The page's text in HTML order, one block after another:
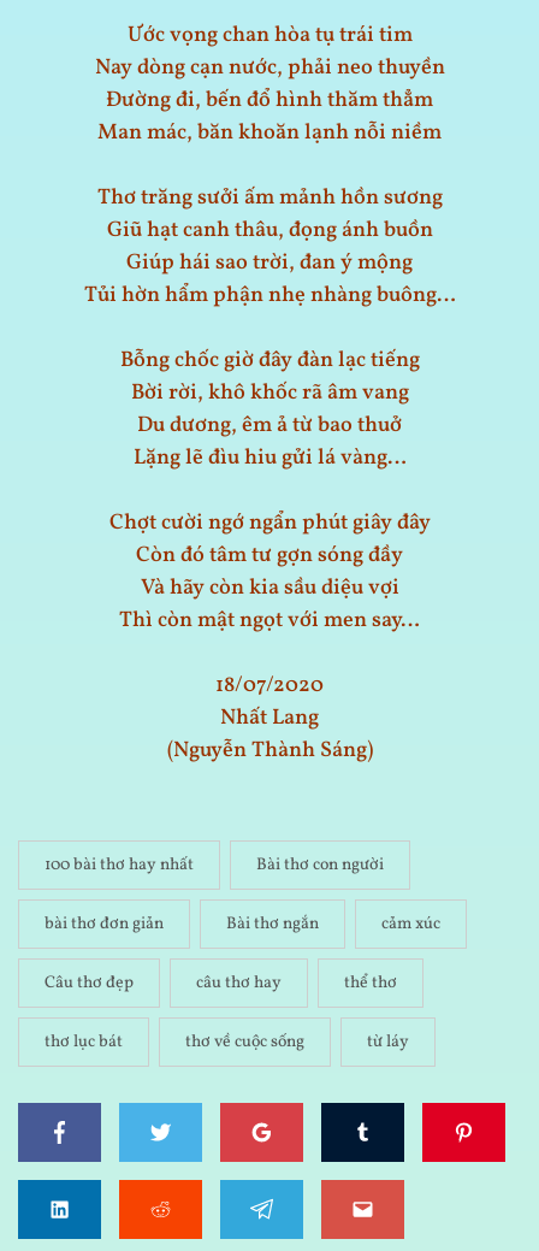
Ước vọng chan hòa tụ trái tim
Nay dòng cạn nước, phải neo thuyền
Đường đi, bến đổ hình thăm thẳm
Man mác, băn khoăn lạnh nỗi niềm
Thơ trăng sưởi ấm mảnh hồn sương
Giũ hạt canh thâu, đọng ánh buồn
Giúp hái sao trời, đan ý mộng
Tủi hờn hẩm phận nhẹ nhàng buông…
Bỗng chốc giờ đây đàn lạc tiếng
Bời rời, khô khốc rã âm vang
Du dương, êm ả từ bao thuở
Lặng lẽ đìu hiu gửi lá vàng…
Chợt cười ngớ ngẩn phút giây đây
Còn đó tâm tư gợn sóng đầy
Và hãy còn kia sầu diệu vợi
Thì còn mật ngọt với men say…
18/07/2020
Nhất Lang
(Nguyễn Thành Sáng)
100 bài thơ hay nhất Bài thơ con người
bài thơ đơn giản Bài thơ ngắn cảm xúc
Câu thơ đẹp câu thơ hay thể thơ
thơ lục bát thơ về cuộc sống từ láy